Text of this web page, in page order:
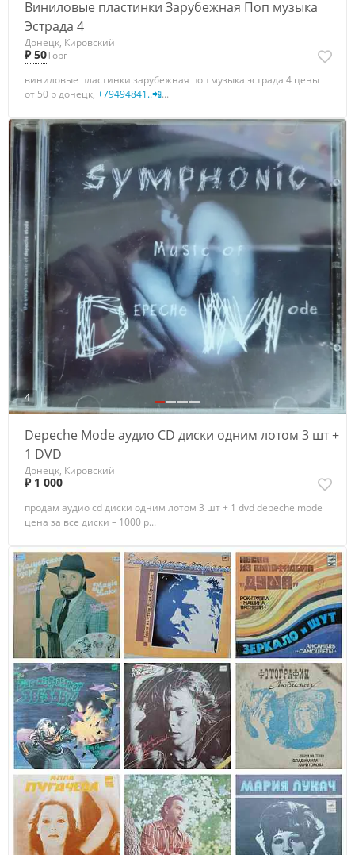
Виниловые пластинки Зарубежная Поп музыка
Эстрада 4
Донецк, Кировский
₽ 50Торг
виниловые пластинки зарубежная поп музыка эстрада 4 цены
от 50 р донецк, +79494841..📲...
4
Depeche Mode аудио CD диски одним лотом 3 шт +
1 DVD
Донецк, Кировский
₽ 1 000
продам аудио cd диски одним лотом 3 шт + 1 dvd depeche mode
цена за все диски – 1000 р...